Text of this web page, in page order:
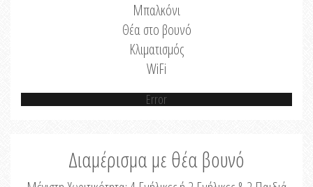
Μπαλκόνι
Θέα στο βουνό
Κλιματισμός
WiFi
Error
Διαμέρισμα με θέα βουνό